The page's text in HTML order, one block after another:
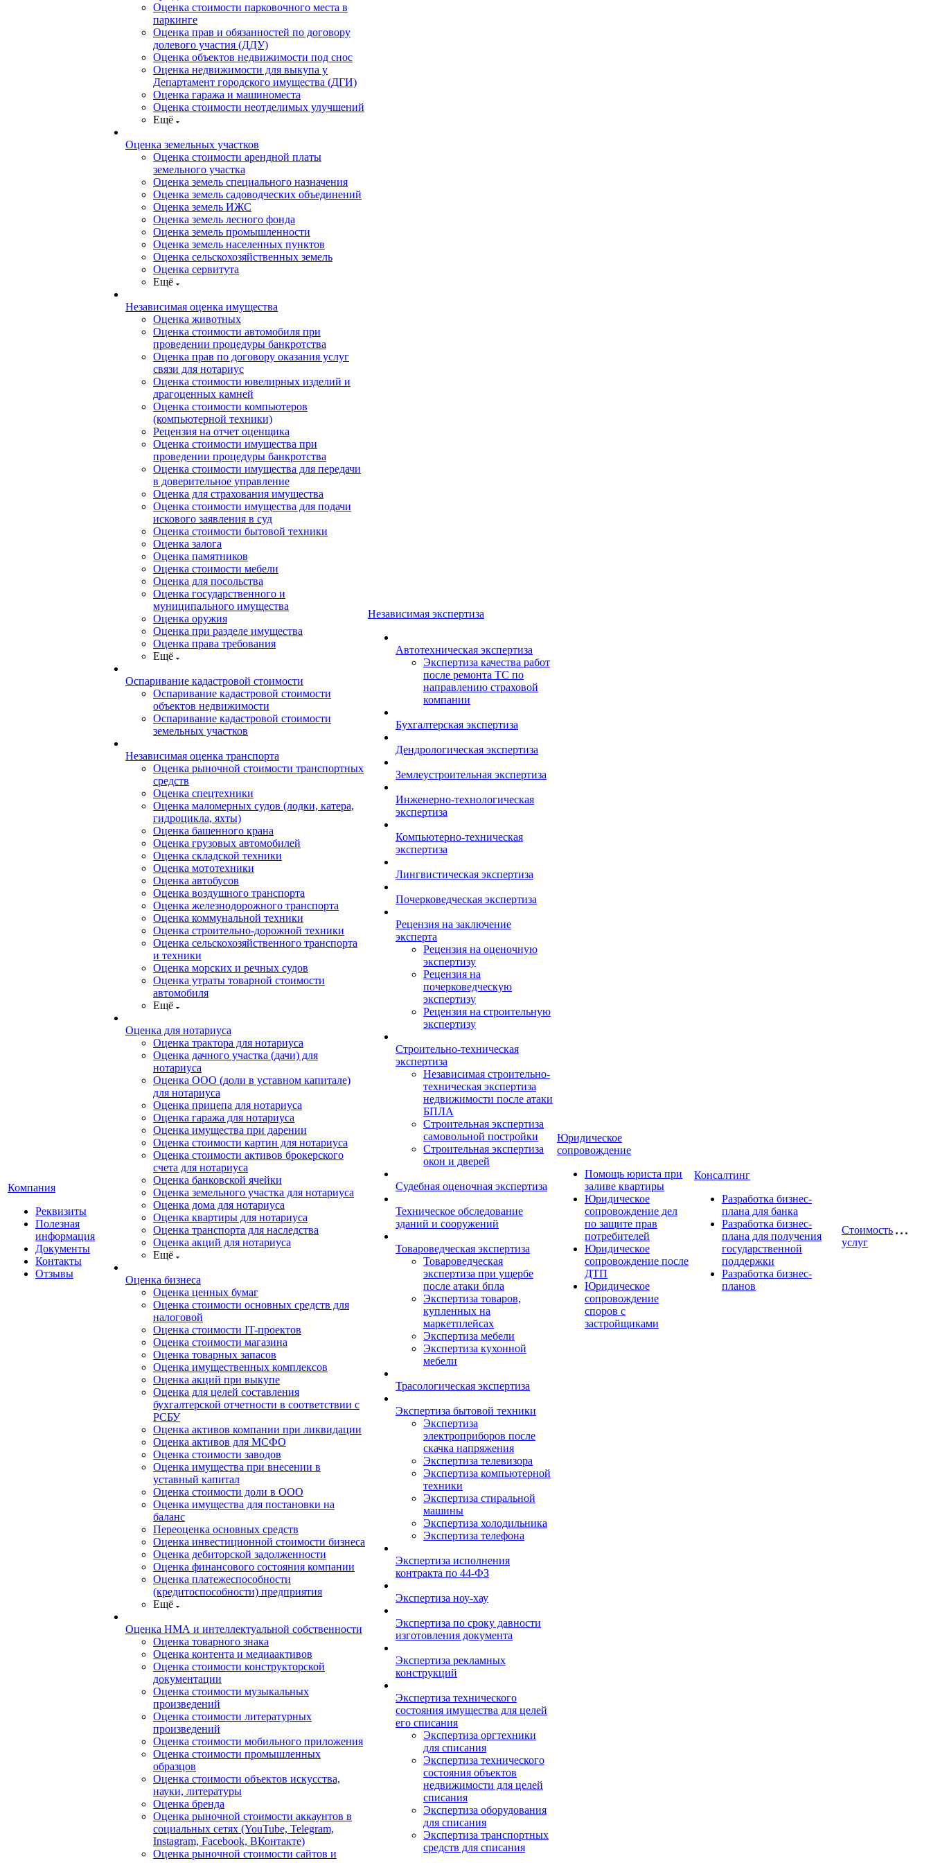
Компания
Реквизиты
Полезная
информация
Документы
Контакты
Отзывы
Оценка стоимости парковочного места в
паркинге
Оценка прав и обязанностей по договору
долевого участия (ДДУ)
Оценка объектов недвижимости под снос
Оценка недвижимости для выкупа у
Департамент городского имущества (ДГИ)
Оценка гаража и машиноместа
Оценка стоимости неотделимых улучшений
Ещё
Оценка земельных участков
Оценка стоимости арендной платы
земельного участка
Оценка земель специального назначения
Оценка земель садоводческих объединений
Оценка земель ИЖС
Оценка земель лесного фонда
Оценка земель промышленности
Оценка земель населенных пунктов
Оценка сельскохозяйственных земель
Оценка сервитута
Ещё
Независимая оценка имущества
Оценка животных
Оценка стоимости автомобиля при
проведении процедуры банкротства
Оценка прав по договору оказания услуг
связи для нотариус
Оценка стоимости ювелирных изделий и
драгоценных камней
Оценка стоимости компьютеров
(компьютерной техники)
Рецензия на отчет оценщика
Оценка стоимости имущества при
проведении процедуры банкротства
Оценка стоимости имущества для передачи
в доверительное управление
Оценка для страхования имущества
Оценка стоимости имущества для подачи
искового заявления в суд
Оценка стоимости бытовой техники
Оценка залога
Оценка памятников
Оценка стоимости мебели
Оценка для посольства
Оценка государственного и
муниципального имущества
Оценка оружия
Оценка при разделе имущества
Оценка права требования
Ещё
Оспаривание кадастровой стоимости
Оспаривание кадастровой стоимости
объектов недвижимости
Оспаривание кадастровой стоимости
земельных участков
Независимая оценка транспорта
Оценка рыночной стоимости транспортных
средств
Оценка спецтехники
Оценка маломерных судов (лодки, катера,
гидроцикла, яхты)
Оценка башенного крана
Оценка грузовых автомобилей
Оценка складской техники
Оценка мототехники
Оценка автобусов
Оценка воздушного транспорта
Оценка железнодорожного транспорта
Оценка коммунальной техники
Оценка строительно-дорожной техники
Оценка сельскохозяйственного транспорта
и техники
Оценка морских и речных судов
Оценка утраты товарной стоимости
автомобиля
Ещё
Оценка для нотариуса
Оценка трактора для нотариуса
Оценка дачного участка (дачи) для
нотариуса
Оценка ООО (доли в уставном капитале)
для нотариуса
Оценка прицепа для нотариуса
Оценка гаража для нотариуса
Оценка имущества при дарении
Оценка стоимости картин для нотариуса
Оценка стоимости активов брокерского
счета для нотариуса
Оценка банковской ячейки
Оценка земельного участка для нотариуса
Оценка дома для нотариуса
Оценка квартиры для нотариуса
Оценка транспорта для наследства
Оценка акций для нотариуса
Ещё
Оценка бизнеса
Оценка ценных бумаг
Оценка стоимости основных средств для
налоговой
Оценка стоимости IT-проектов
Оценка стоимости магазина
Оценка товарных запасов
Оценка имущественных комплексов
Оценка акций при выкупе
Оценка для целей составления
бухгалтерской отчетности в соответствии с
РСБУ
Оценка активов компании при ликвидации
Оценка активов для МСФО
Оценка стоимости заводов
Оценка имущества при внесении в
уставный капитал
Оценка стоимости доли в ООО
Оценка имущества для постановки на
баланс
Переоценка основных средств
Оценка инвестиционной стоимости бизнеса
Оценка дебиторской задолженности
Оценка финансового состояния компании
Оценка платежеспособности
(кредитоспособности) предприятия
Ещё
Оценка НМА и интеллектуальной собственности
Оценка товарного знака
Оценка контента и медиаактивов
Оценка стоимости конструкторской
документации
Оценка стоимости музыкальных
произведений
Оценка стоимости литературных
произведений
Оценка стоимости мобильного приложения
Оценка стоимости промышленных
образцов
Оценка стоимости объектов искусства,
науки, литературы
Оценка бренда
Оценка рыночной стоимости аккаунтов в
социальных сетях (YouTube, Telegram,
Instagram, Facebook, ВКонтакте)
Оценка рыночной стоимости сайтов и
Независимая экспертиза
Автотехническая экспертиза
Экспертиза качества работ
после ремонта ТС по
направлению страховой
компании
Бухгалтерская экспертиза
Дендрологическая экспертиза
Землеустроительная экспертиза
Инженерно-технологическая
экспертиза
Компьютерно-техническая
экспертиза
Лингвистическая экспертиза
Почерковедческая экспертиза
Рецензия на заключение
эксперта
Рецензия на оценочную
экспертизу
Рецензия на
почерковедческую
экспертизу
Рецензия на строительную
экспертизу
Строительно-техническая
экспертиза
Независимая строительно-
техническая экспертиза
недвижимости после атаки
БПЛА
Строительная экспертиза
самовольной постройки
Строительная экспертиза
окон и дверей
Судебная оценочная экспертиза
Техническое обследование
зданий и сооружений
Товароведческая экспертиза
Товароведческая
экспертиза при ущербе
после атаки бпла
Экспертиза товаров,
купленных на
маркетплейсах
Экспертиза мебели
Экспертиза кухонной
мебели
Трасологическая экспертиза
Экспертиза бытовой техники
Экспертиза
электроприборов после
скачка напряжения
Экспертиза телевизора
Экспертиза компьютерной
техники
Экспертиза стиральной
машины
Экспертиза холодильника
Экспертиза телефона
Экспертиза исполнения
контракта по 44-ФЗ
Экспертиза ноу-хау
Экспертиза по сроку давности
изготовления документа
Экспертиза рекламных
конструкций
Экспертиза технического
состояния имущества для целей
его списания
Экспертиза оргтехники
для списания
Экспертиза технического
состояния объектов
недвижимости для целей
списания
Экспертиза оборудования
для списания
Экспертиза транспортных
средств для списания
Юридическое
сопровождение
Помощь юриста при
заливе квартиры
Юридическое
сопровождение дел
по защите прав
потребителей
Юридическое
сопровождение после
ДТП
Юридическое
сопровождение
споров с
застройщиками
Консалтинг
Разработка бизнес-
плана для банка
Разработка бизнес-
плана для получения
государственной
поддержки
Разработка бизнес-
планов
Стоимость
услуг